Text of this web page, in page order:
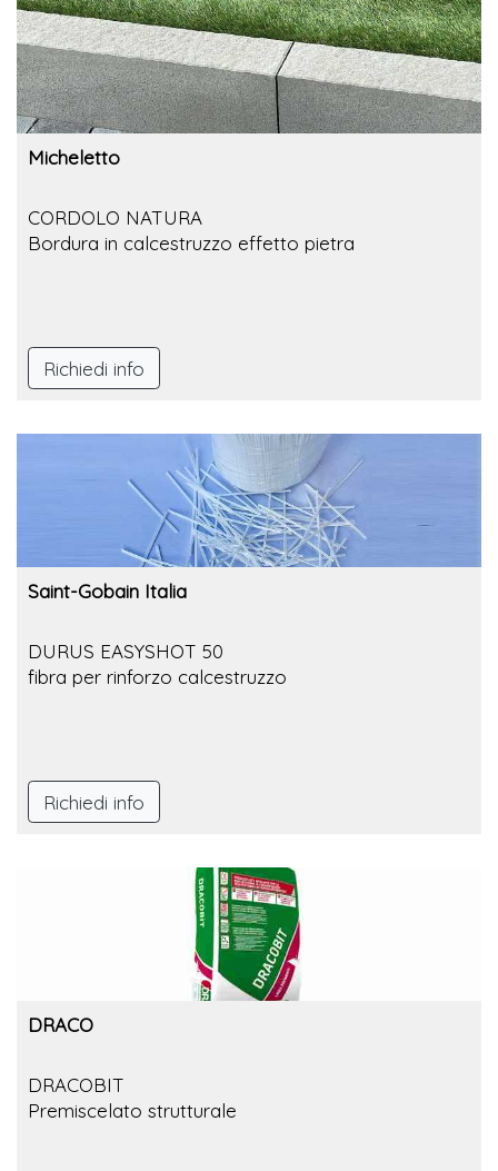
Micheletto
CORDOLO NATURA
Bordura in calcestruzzo effetto pietra
Richiedi info
Saint-Gobain Italia
DURUS EASYSHOT 50
fibra per rinforzo calcestruzzo
Richiedi info
DRACO
DRACOBIT
Premiscelato strutturale